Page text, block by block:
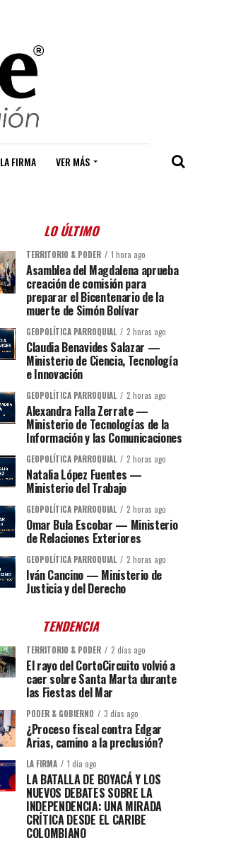
LA FIRMA VER MÁS
LO ÚLTIMO
TERRITORIO & PODER 1 hora ago
Asamblea del Magdalena aprueba
creación de comisión para
preparar el Bicentenario de la
muerte de Simón Bolívar
GEOPOLÍTICA PARROQUIAL 2 horas ago
Claudia Benavides Salazar —
Ministerio de Ciencia, Tecnología
e Innovación
GEOPOLÍTICA PARROQUIAL 2 horas ago
Alexandra Falla Zerrate —
Ministerio de Tecnologías de la
Información y las Comunicaciones
GEOPOLÍTICA PARROQUIAL 2 horas ago
Natalia López Fuentes —
Ministerio del Trabajo
GEOPOLÍTICA PARROQUIAL 2 horas ago
Omar Bula Escobar — Ministerio
de Relaciones Exteriores
GEOPOLÍTICA PARROQUIAL 2 horas ago
Iván Cancino — Ministerio de
Justicia y del Derecho
TENDENCIA
TERRITORIO & PODER 2 días ago
El rayo del CortoCircuito volvió a
caer sobre Santa Marta durante
las Fiestas del Mar
PODER & GOBIERNO 3 días ago
¿Proceso fiscal contra Edgar
Arias, camino a la preclusión?
LA FIRMA 1 día ago
LA BATALLA DE BOYACÁ Y LOS
NUEVOS DEBATES SOBRE LA
INDEPENDENCIA: UNA MIRADA
CRÍTICA DESDE EL CARIBE
COLOMBIANO